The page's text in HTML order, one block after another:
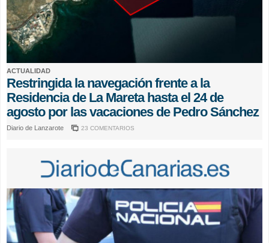
ACTUALIDAD
Restringida la navegación frente a la
Residencia de La Mareta hasta el 24 de
agosto por las vacaciones de Pedro Sánchez
Diario de Lanzarote 23 COMENTARIOS